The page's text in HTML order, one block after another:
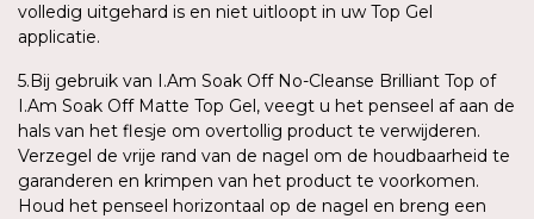
volledig uitgehard is en niet uitloopt in uw Top Gel
applicatie.
5.Bij gebruik van I.Am Soak Off No-Cleanse Brilliant Top of
I.Am Soak Off Matte Top Gel, veegt u het penseel af aan de
hals van het flesje om overtollig product te verwijderen.
Verzegel de vrije rand van de nagel om de houdbaarheid te
garanderen en krimpen van het product te voorkomen.
Houd het penseel horizontaal op de nagel en breng een